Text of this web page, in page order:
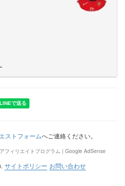
ストフォームへご連絡ください。
フィリエイトプログラム | Google AdSense
サイトポリシー お問い合わせ